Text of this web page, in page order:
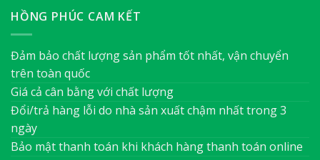
HỒNG PHÚC CAM KẾT
Đảm bảo chất lượng sản phẩm tốt nhất, vận chuyển
trên toàn quốc
Giá cả cân bằng với chất lượng
Đổi/trả hàng lỗi do nhà sản xuất chậm nhất trong 3
ngày
Bảo mật thanh toán khi khách hàng thanh toán online